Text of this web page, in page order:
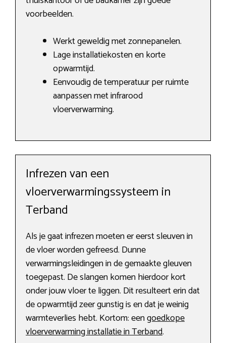
voorbeelden.
Werkt geweldig met zonnepanelen.
Lage installatiekosten en korte
opwarmtijd.
Eenvoudig de temperatuur per ruimte
aanpassen met infrarood
vloerverwarming.
Infrezen van een
vloerverwarmingssysteem in
Terband
Als je gaat infrezen moeten er eerst sleuven in
de vloer worden gefreesd. Dunne
verwarmingsleidingen in de gemaakte gleuven
toegepast. De slangen komen hierdoor kort
onder jouw vloer te liggen. Dit resulteert erin dat
de opwarmtijd zeer gunstig is en dat je weinig
warmteverlies hebt. Kortom: eengoedkope
vloerverwarming installatie in Terband.